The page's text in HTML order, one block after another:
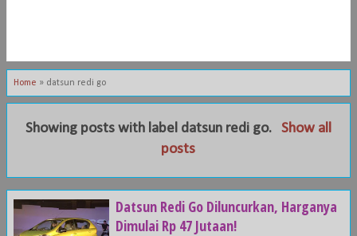
Home » datsun redi go
Showing posts with label datsun redi go.
Show all
posts
Datsun Redi Go Diluncurkan, Harganya
Dimulai Rp 47 Jutaan!